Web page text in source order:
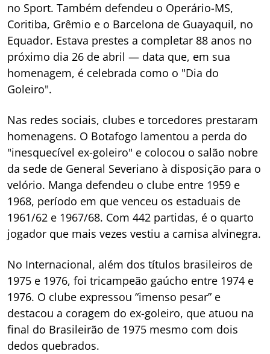
no Sport. Também defendeu o Operário-MS,
Coritiba, Grêmio e o Barcelona de Guayaquil, no
Equador. Estava prestes a completar 88 anos no
próximo dia 26 de abril — data que, em sua
homenagem, é celebrada como o "Dia do
Goleiro".
Nas redes sociais, clubes e torcedores prestaram
homenagens. O Botafogo lamentou a perda do
"inesquecível ex-goleiro" e colocou o salão nobre
da sede de General Severiano à disposição para o
velório. Manga defendeu o clube entre 1959 e
1968, período em que venceu os estaduais de
1961/62 e 1967/68. Com 442 partidas, é o quarto
jogador que mais vezes vestiu a camisa alvinegra.
No Internacional, além dos títulos brasileiros de
1975 e 1976, foi tricampeão gaúcho entre 1974 e
1976. O clube expressou “imenso pesar” e
destacou a coragem do ex-goleiro, que atuou na
final do Brasileirão de 1975 mesmo com dois
dedos quebrados.